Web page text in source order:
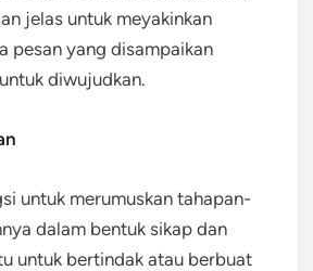
jelas untuk meyakinkan
pesan yang disampaikan
diwujudkan.
untuk merumuskan tahapan-
dalam bentuk sikap dan
untuk bertindak atau berbuat